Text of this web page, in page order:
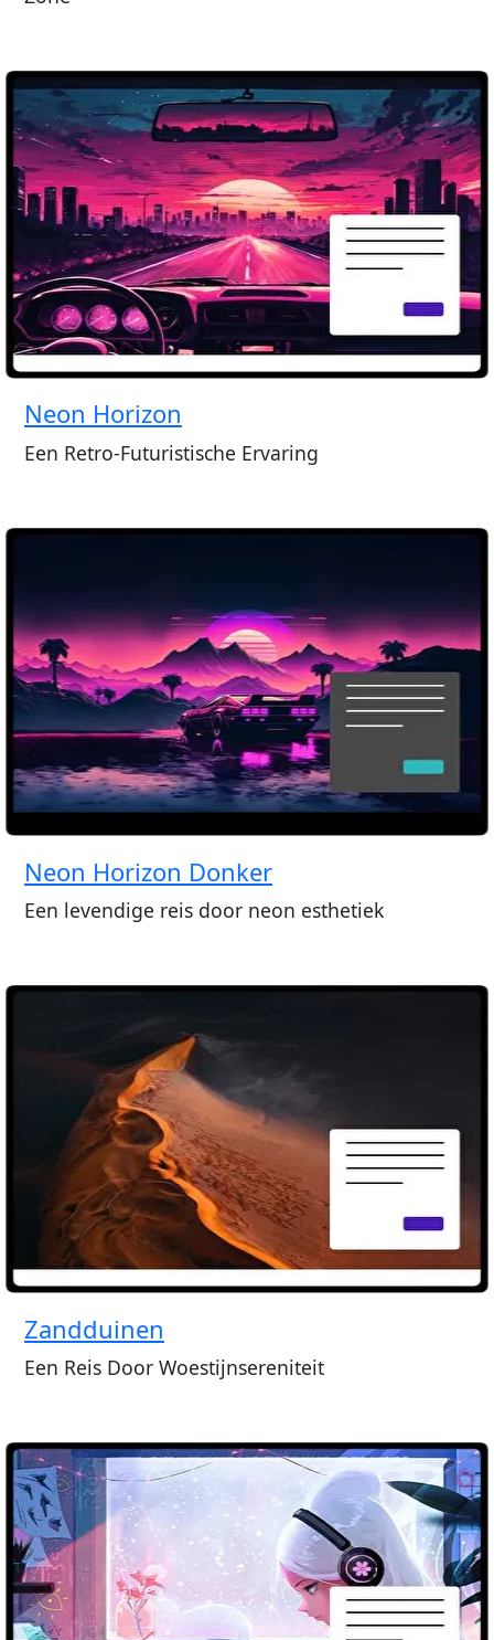
Neon Horizon
Een Retro-Futuristische Ervaring
Neon Horizon Donker
Een levendige reis door neon esthetiek
Zandduinen
Een Reis Door Woestijnsereniteit